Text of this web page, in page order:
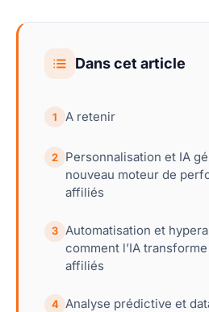
Dans cet article
1 A retenir
2
Personnalisation et IA
nouveau moteur de
affiliés
3
Automatisation et
comment l’IA
affiliés
4 Analyse prédictive et